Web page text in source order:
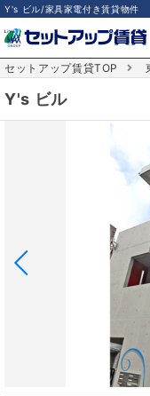
Y's ビル/家具家電付き賃貸物件
セットアップ賃貸TOP
Y's ビル